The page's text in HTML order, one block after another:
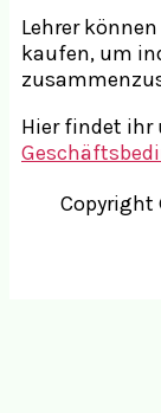
Lehrer können
kaufen, um
Hier findet ihr
Copyright